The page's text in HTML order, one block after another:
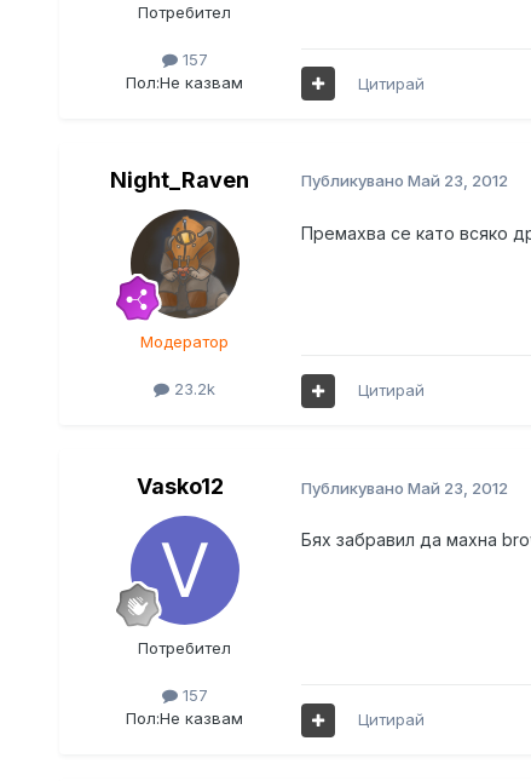
Потребител
157
Пол:Не казвам Цитирай
Night_Raven
Модератор
23.2k
Публикувано Май 23, 2012
Премахва се като всяко
Цитирай
Vasko12
Потребител
157
Пол:Не казвам
Публикувано Май 23, 2012
Бях забравил да махна
Цитирай